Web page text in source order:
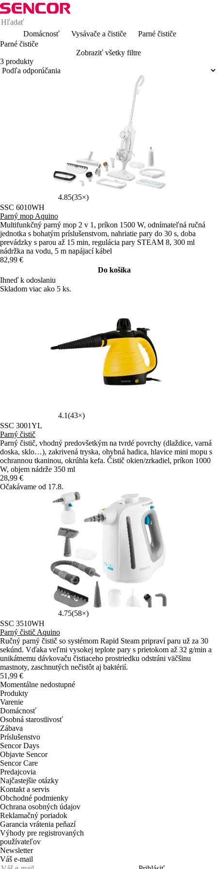
Domácnosť Vysávače a čističe
Parné čističe
Parné čističe
Zobraziť všetky filtre
3 produkty
4.85(35×)
SSC 6010WH
Parný mop Aquino
Multifunkčný parný mop 2 v 1, príkon 1500 W, odnímateľná ručná
jednotka s bohatým príslušenstvom, nahriatie pary do 30 s, doba
prevádzky s parou až 15 min, regulácia pary STEAM 8, 300 ml
nádržka na vodu, 5 m napájací kábel
82,99 €
Do košíka
Ihneď k odoslaniu
Skladom viac ako 5 ks.
4.1(43×)
SSC 3001YL
Parný čistič
Parný čistič, vhodný predovšetkým na tvrdé povrchy (dlaždice, varná
doska, sklo…), zakrivená tryska, ohybná hadica, hlavice mini mopu s
ochrannou tkaninou, okrúhla kefa. Čistič okien/zrkadiel, príkon 1000
W, objem nádrže 350 ml
28,99 €
Očakávame od 17.8.
4.75(58×)
SSC 3510WH
Parný čistič Aquino
Ručný parný čistič so systémom Rapid Steam pripraví paru už za 30
sekúnd. Vďaka veľmi vysokej teplote pary s prietokom až 32 g/min a
unikátnemu dávkovaču čistiaceho prostriedku odstráni väčšinu
mastnoty, zaschnutých nečistôt aj baktérií.
51,99 €
Momentálne nedostupné
Produkty
Varenie
Domácnosť
Osobná starostlivosť
Zábava
Príslušenstvo
Sencor Days
Objavte Sencor
Sencor Care
Predajcovia
Najčastejšie otázky
Kontakt a servis
Obchodné podmienky
Ochrana osobných údajov
Reklamačný poriadok
Garancia vrátenia peňazí
Výhody pre registrovaných
používateľov
Newsletter
Váš e-mail